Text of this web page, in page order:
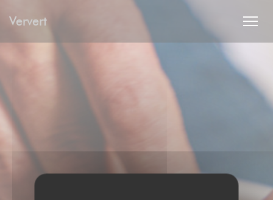
Personnalisation de vos choix en matière de cookies
Ververt